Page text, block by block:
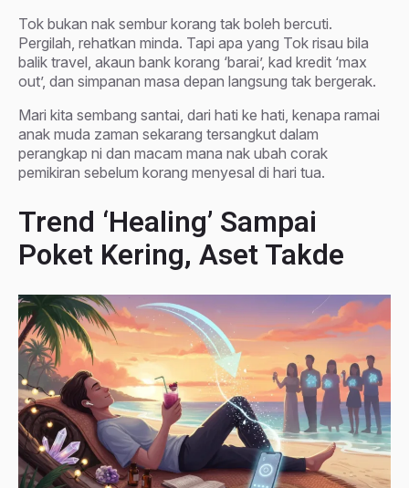
Tok bukan nak sembur korang tak boleh bercuti.
Pergilah, rehatkan minda. Tapi apa yang Tok risau bila
balik travel, akaun bank korang ‘barai’, kad kredit ‘max
out’, dan simpanan masa depan langsung tak bergerak.
Mari kita sembang santai, dari hati ke hati, kenapa ramai
anak muda zaman sekarang tersangkut dalam
perangkap ni dan macam mana nak ubah corak
pemikiran sebelum korang menyesal di hari tua.
Trend ‘Healing’ Sampai
Poket Kering, Aset Takde